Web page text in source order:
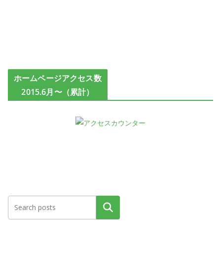
ホームページアクセス数
2015.6月〜（累計）
検索